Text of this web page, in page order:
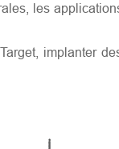
les
implanter